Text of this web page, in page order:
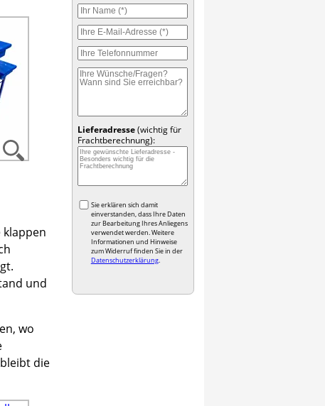
klappen
und
wo
die
Lieferadresse(wichtig für
Frachtberechnung):
Sie erklären sich damit
einverstanden, dass Ihre Daten
zur Bearbeitung Ihres Anliegens
verwendet werden. Weitere
Informationen und Hinweise
zum Widerruf finden Sie in der
Datenschutzerklärung.